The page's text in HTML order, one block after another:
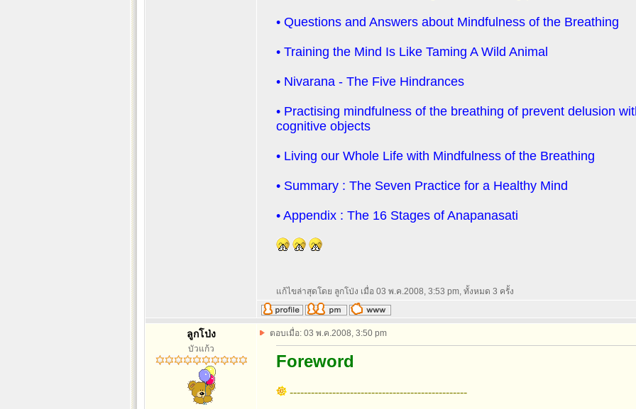
• Questions and Answers about Mindfulness of the Breathing
• Training the Mind Is Like Taming A Wild Animal
• Nivarana - The Five Hindrances
• Practising mindfulness of the breathing of prevent delusion
cognitive objects
• Living our Whole Life with Mindfulness of the Breathing
• Summary : The Seven Practice for a Healthy Mind
• Appendix : The 16 Stages of Anapanasati
แก้ไขล่าสุดโดย ลูกโป่ง เมื่อ 03 พ.ค.2008, 3:53 pm, ทั้งหมด 3 ครั้ง
ลูกโป่ง
บัวแก้ว
ตอบเมื่อ: 03 พ.ค.2008, 3:50 pm
Foreword
--------------------------------------------------